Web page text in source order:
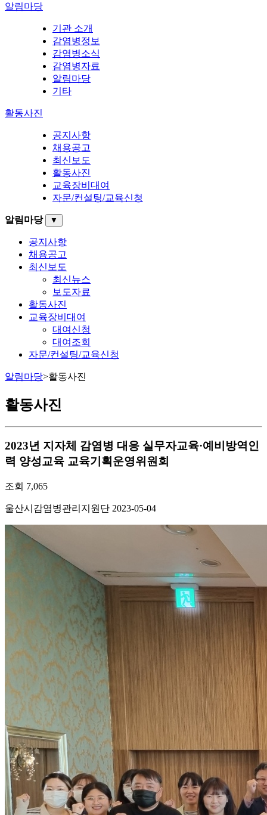
알림마당
기관 소개
감염병정보
감염병소식
감염병자료
알림마당
기타
활동사진
공지사항
채용공고
최신보도
활동사진
교육장비대여
자문/컨설팅/교육신청
알림마당 ▼
공지사항
채용공고
최신보도
최신뉴스
보도자료
활동사진
교육장비대여
대여신청
대여조회
자문/컨설팅/교육신청
알림마당>활동사진
활동사진
2023년 지자체 감염병 대응 실무자교육·예비방역인
력 양성교육 교육기획운영위원회
조회 7,065
울산시감염병관리지원단 2023-05-04